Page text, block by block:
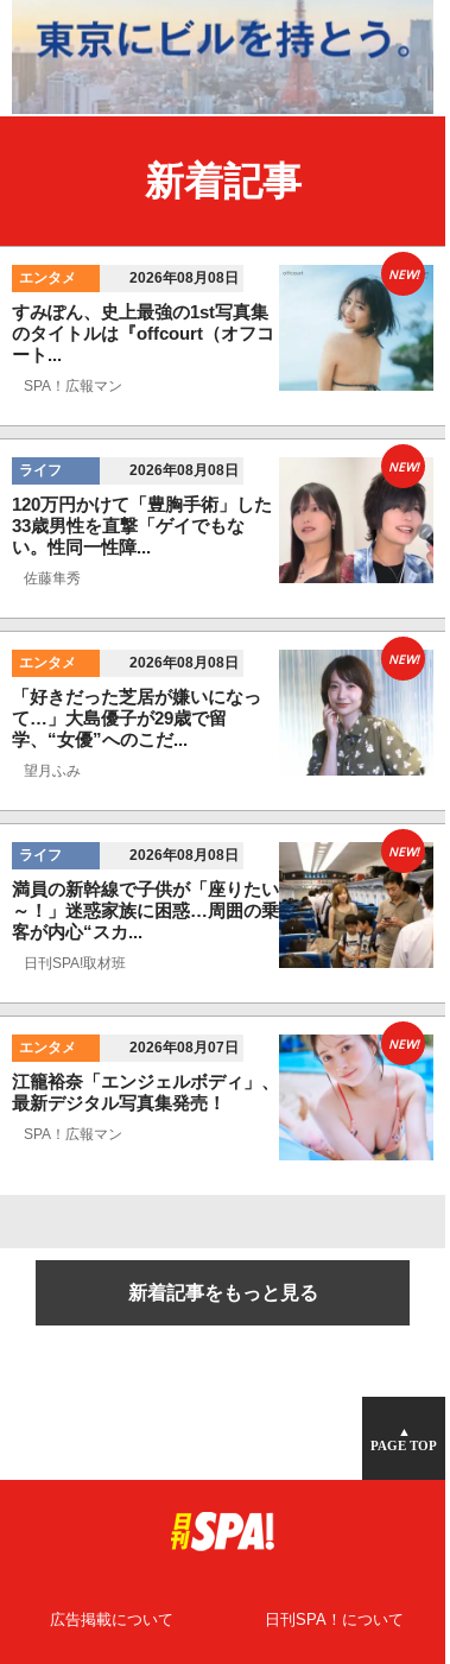
新着記事
エンタメ 2026年08月08日
すみぽん、史上最強の1st写真集
のタイトルは『offcourt（オフコ
ート...
SPA！広報マン
NEW!
ライフ 2026年08月08日
120万円かけて「豊胸手術」した
33歳男性を直撃「ゲイでもな
い。性同一性障...
佐藤隼秀
NEW!
エンタメ 2026年08月08日
「好きだった芝居が嫌いになっ
て…」大島優子が29歳で留
学、“女優”へのこだ...
望月ふみ
NEW!
ライフ 2026年08月08日
満員の新幹線で子供が「座りたい
～！」迷惑家族に困惑…周囲の乗
客が内心“スカ...
日刊SPA!取材班
NEW!
エンタメ 2026年08月07日
江籠裕奈「エンジェルボディ」、
最新デジタル写真集発売！
SPA！広報マン
NEW!
新着記事をもっと見る
▲
PAGE TOP
広告掲載について 日刊SPA！について